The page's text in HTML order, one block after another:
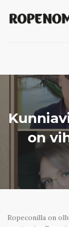
ROPECON
PELIT
IN ENGLISH
SEARCH
on
Ropeconilla on